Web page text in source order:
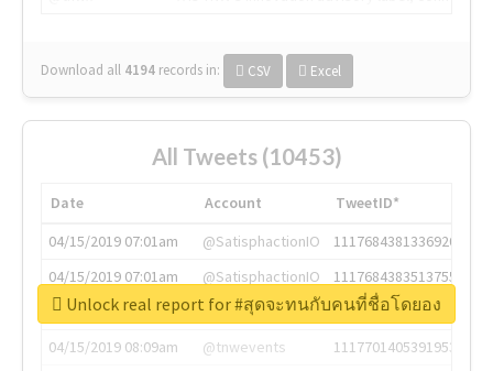
Download all 4194 records in: CSV Excel
All Tweets (10453)
Date Account
TweetID*
04/15/2019 07:01am
@SatisphactionIO
1117684381336920064
04/15/2019 07:01am
@SatisphactionIO
1117684383513755649
04/15/2019 07:03am
@annaercilla
1117684805876027392
04/15/2019 08:09am
@tnwevents
1117701405391953920
Unlock real report for #สุดจะทนกับคนที่ชื่อโดยอง